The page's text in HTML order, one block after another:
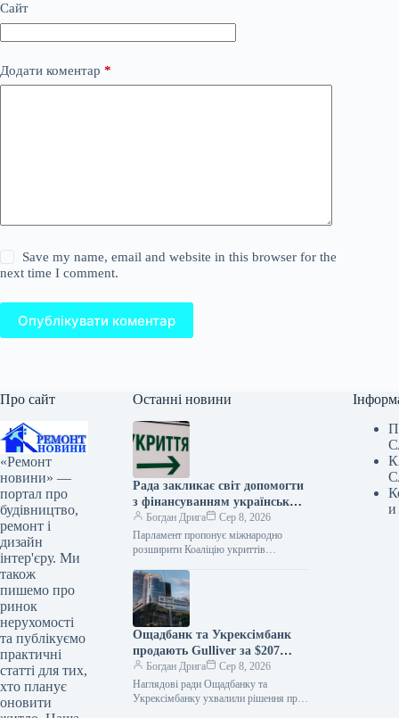
Сайт
Додати коментар *
Save my name, email and website in this browser for the
next time I comment.
Опублікувати коментар
Про сайт
«Ремонт
новини» —
портал про
будівництво,
ремонт і
дизайн
інтер'єру. Ми
також
пишемо про
ринок
нерухомості
та публікуємо
практичні
статті для тих,
хто планує
оновити
Останні новини
Рада закликає світ допомогти
з фінансуванням українських
укриттів
Богдан Дрига
Сер 8, 2026
Парламент пропонує міжнародно
розширити Коаліцію укриттів
будівництва та модернізації захисних
споруд в Україні. До Верховної Ради…
Ощадбанк та Укрексімбанк
продають Gulliver за $207
мільйонів
Богдан Дрига
Сер 8, 2026
Наглядові ради Ощадбанку та
Укрексімбанку ухвалили рішення про
и